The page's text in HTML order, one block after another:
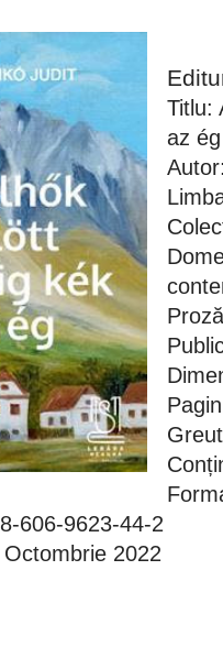
Titlu:
az ég
606-9623-44-2
Octombrie